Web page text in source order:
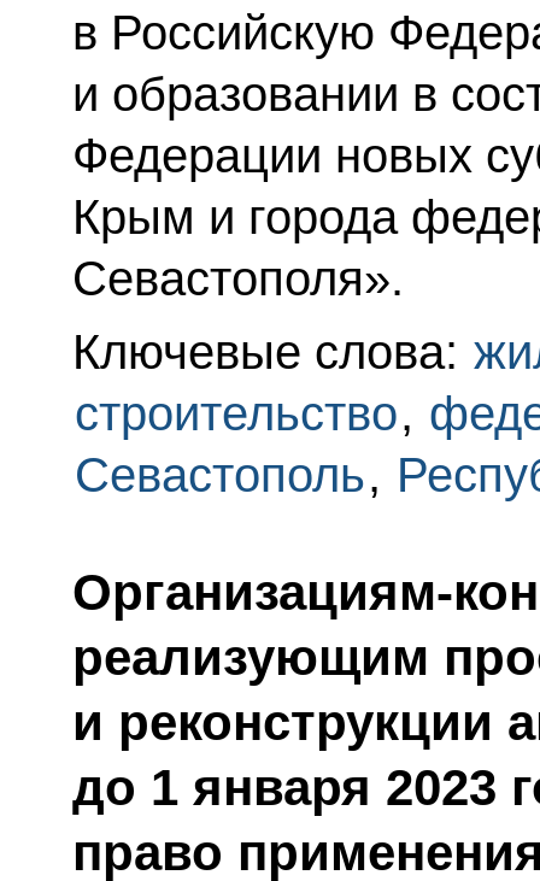
в Российскую
и образовании в
Федерации новых
Крым и города
Севастополя».
Ключевые слова:
строительство,
Севастополь,
Организациям-
реализующим
и реконструкции
до 1 января 2023
право